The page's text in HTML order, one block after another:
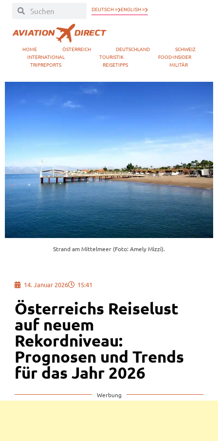
DEUTSCH » ENGLISH »
HOME ÖSTERREICH DEUTSCHLAND
SCHWEIZ
INTERNATIONAL
TOURISTIK
FOOD-INSIDER
TRIPREPORTS
REISETIPPS MILITÄR
Strand am Mittelmeer (Foto: Amely Mizzi).
14. Januar 2026 15:41
Österreichs Reiselust
auf neuem
Rekordniveau:
Prognosen und Trends
für das Jahr 2026
Werbung